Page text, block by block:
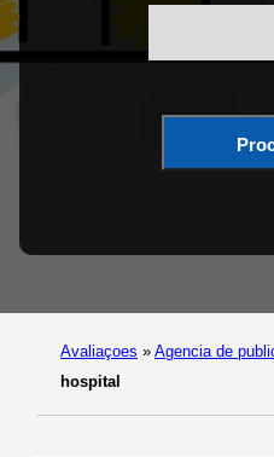
Avaliaçoes » Agencia de
hospital